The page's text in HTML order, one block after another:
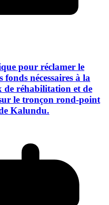
pour réclamer le
fonds nécessaires à la
de réhabilitation et de
le tronçon rond-point
Kalundu.